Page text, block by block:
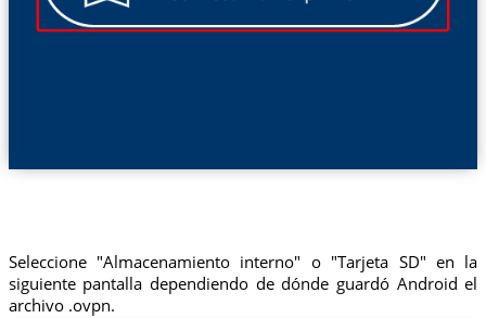
Seleccione "Almacenamiento interno" o "Tarjeta SD" en la
siguiente pantalla dependiendo de dónde guardó Android el
archivo .ovpn.